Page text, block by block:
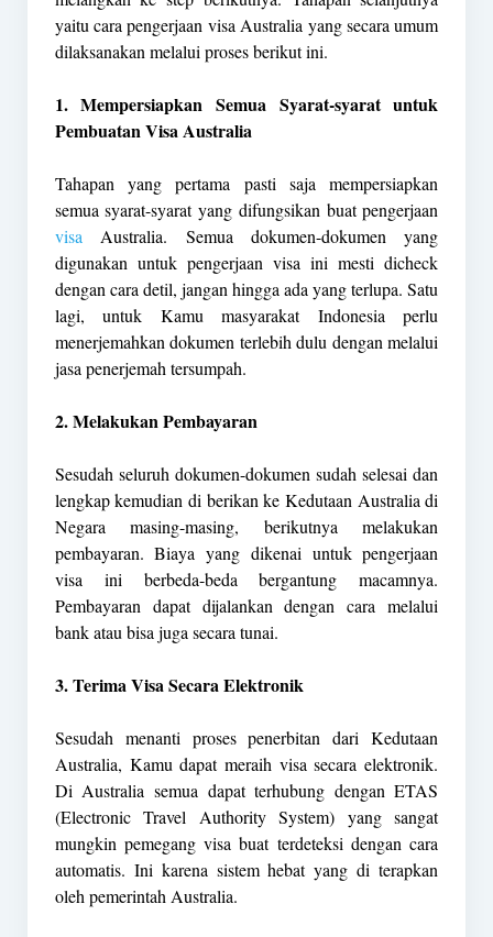
yaitu cara pengerjaan visa Australia yang secara umum
dilaksanakan melalui proses berikut ini.
1. Mempersiapkan Semua Syarat-syarat untuk
Pembuatan Visa Australia
Tahapan yang pertama pasti saja mempersiapkan
semua syarat-syarat yang difungsikan buat pengerjaan
visa Australia. Semua dokumen-dokumen yang
digunakan untuk pengerjaan visa ini mesti dicheck
dengan cara detil, jangan hingga ada yang terlupa. Satu
lagi, untuk Kamu masyarakat Indonesia perlu
menerjemahkan dokumen terlebih dulu dengan melalui
jasa penerjemah tersumpah.
2. Melakukan Pembayaran
Sesudah seluruh dokumen-dokumen sudah selesai dan
lengkap kemudian di berikan ke Kedutaan Australia di
Negara masing-masing, berikutnya melakukan
pembayaran. Biaya yang dikenai untuk pengerjaan
visa ini berbeda-beda bergantung macamnya.
Pembayaran dapat dijalankan dengan cara melalui
bank atau bisa juga secara tunai.
3. Terima Visa Secara Elektronik
Sesudah menanti proses penerbitan dari Kedutaan
Australia, Kamu dapat meraih visa secara elektronik.
Di Australia semua dapat terhubung dengan ETAS
(Electronic Travel Authority System) yang sangat
mungkin pemegang visa buat terdeteksi dengan cara
automatis. Ini karena sistem hebat yang di terapkan
oleh pemerintah Australia.